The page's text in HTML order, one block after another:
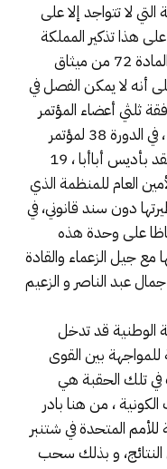
لا تتواجد إلا على
هذا تذكير المملكة
المغربية بالمقتضى القانوني المتمثل في المادة 72 من ميثاق
أنه لا يمكن الفصل في
ثلثي أعضاء المؤتمر
المشكل من رؤساء الدول و الحكومات ، في الدورة 38 لمؤتمر
وزراء الخارجية للمنظمة الإفريقية المنعقد بأديس أباأبا ، 19
العام للمنظمة الذي
دون سند قانوني، في
حفاظا على وحدة هذه
جيل الزعماء والقادة
عبد الناصر و الزعيم
الوطنية قد تدخل
بين القوى
في تلك الحقبة هي
الكونية ، من هنا بادر
العامة للأمم المتحدة في شتنبر
النتائج، و بذلك سحب